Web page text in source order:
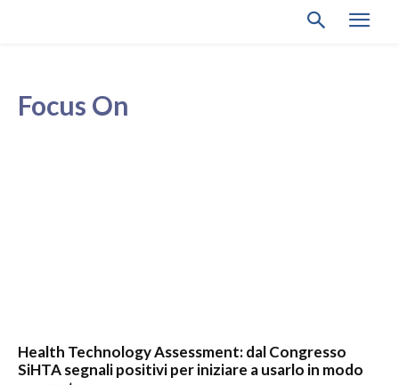
Focus On
Health Technology Assessment: dal Congresso
SiHTA segnali positivi per iniziare a usarlo in modo